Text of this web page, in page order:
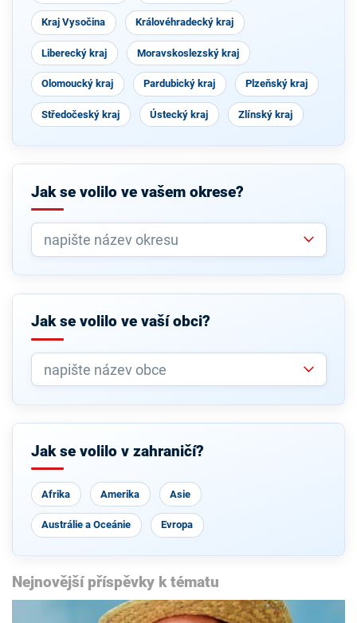
Kraj Vysočina Královéhradecký kraj
Liberecký kraj Moravskoslezský kraj
Olomoucký kraj Pardubický kraj Plzeňský kraj
Středočeský kraj Ústecký kraj Zlínský kraj
Jak se volilo ve vašem okrese?
Jak se volilo ve vaší obci?
Jak se volilo v zahraničí?
Afrika Amerika Asie
Austrálie a Oceánie Evropa
Nejnovější příspěvky k tématu